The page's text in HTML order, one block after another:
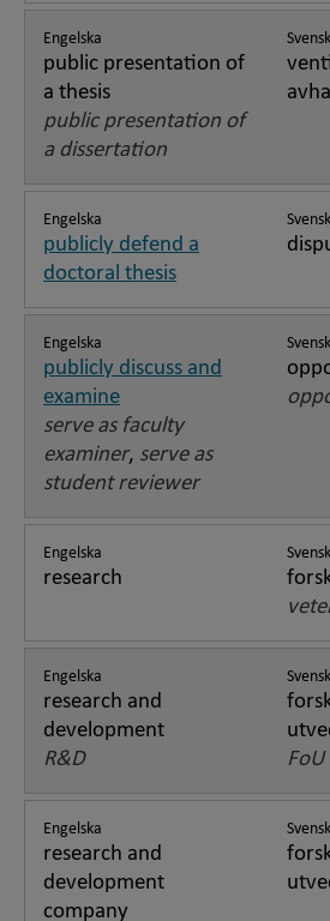
Engelska
public presentation of
a thesis
public presentation of
a dissertation
Engelska
publicly defend a
doctoral thesis
Engelska
publicly discuss and
examine
serve as faculty
examiner, serve as
student reviewer
Engelska
research
Engelska
research and
development
R&D
FoU
Engelska
research and
development
company